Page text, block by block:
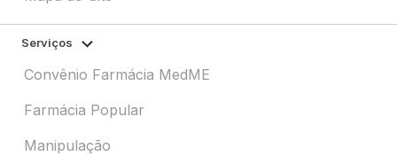
Serviços
Convênio Farmácia MedME
Farmácia Popular
Manipulação